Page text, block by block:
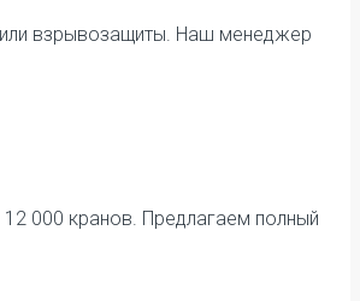
или взрывозащиты. Наш менеджер
000 кранов. Предлагаем полный